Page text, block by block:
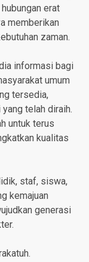
erat
memberikan
zaman.
informasi bagi
umum
tersedia,
telah diraih.
untuk terus
kualitas
staf, siswa,
kemajuan
generasi